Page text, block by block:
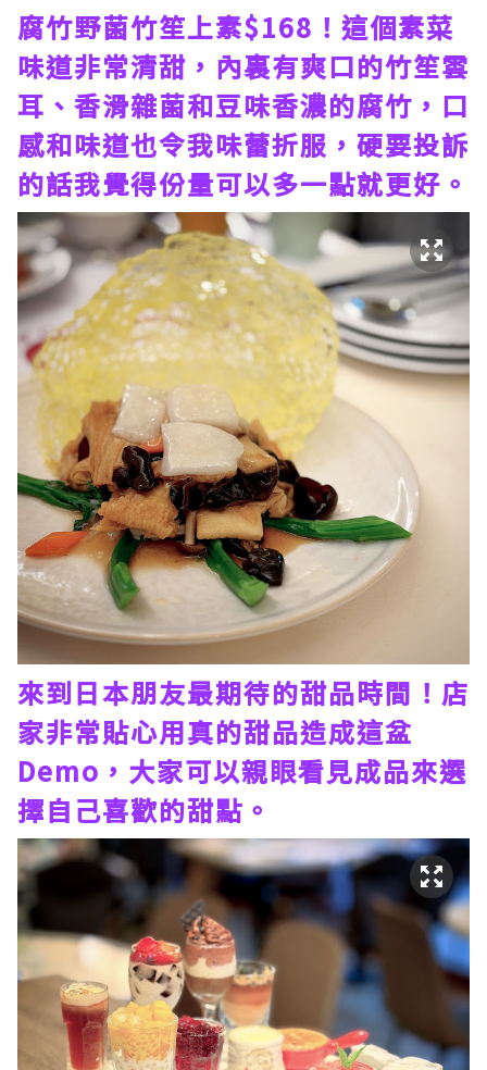
腐竹野菌竹笙上素$168！這個素菜
味道非常清甜，內裏有爽口的竹笙雲
耳、香滑雜菌和豆味香濃的腐竹，口
感和味道也令我味蕾折服，硬要投訴
的話我覺得份量可以多一點就更好。
來到日本朋友最期待的甜品時間！店
家非常貼心用真的甜品造成這盆
Demo，大家可以親眼看見成品來選
擇自己喜歡的甜點。